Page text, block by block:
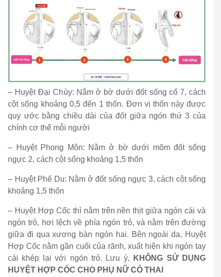
– Huyệt Đại Chùy: Nằm ở bờ dưới đốt sống cổ 7, cách
cột sống khoảng 0,5 đến 1 thốn. Đơn vị thốn này được
quy ước bằng chiều dài của đốt giữa ngón thứ 3 của
chính cơ thể mỗi người
– Huyệt Phong Môn: Nằm ở bờ dưới mõm đốt sống
ngực 2, cách cột sống khoảng 1,5 thốn
– Huyệt Phế Du: Nằm ở đốt sống ngực 3, cách cột sống
khoảng 1,5 thốn
– Huyệt Hợp Cốc thì nằm trên nền thịt giữa ngón cái và
ngón trỏ, hơi lệch về phía ngón trỏ, và nằm trên đường
giữa đi qua xương bàn ngón hai. Bên ngoài da, Huyệt
Hợp Cốc nằm gần cuối của rãnh, xuất hiện khi ngón tay
cái khép lại với ngón trỏ. Lưu ý,
KHÔNG SỬ DỤNG
HUYỆT HỢP CỐC CHO PHỤ NỮ CÓ THAI